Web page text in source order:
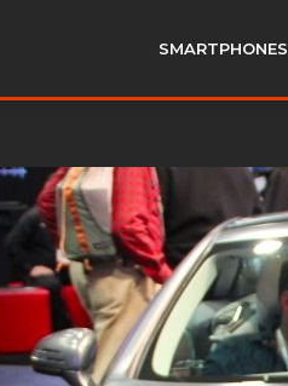
SMARTPHONES